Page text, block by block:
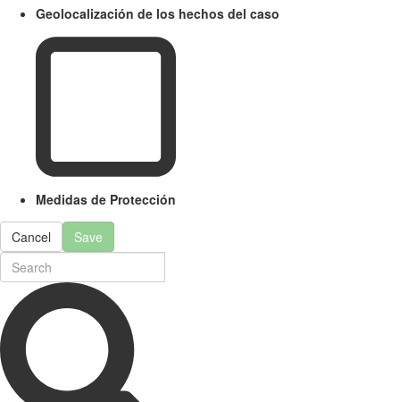
Geolocalización de los hechos del caso
Medidas de Protección
Cancel Save